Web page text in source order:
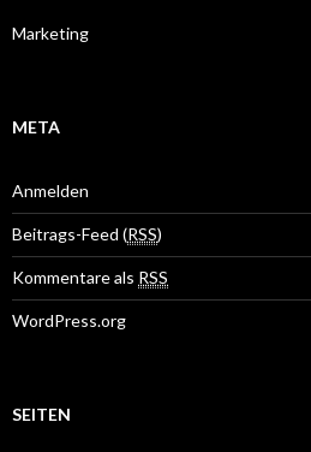
Marketing
META
Anmelden
Beitrags-Feed (RSS)
Kommentare als RSS
WordPress.org
SEITEN